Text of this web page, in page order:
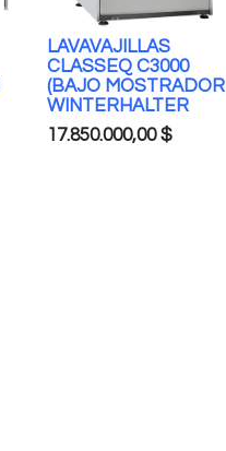
LAVAVAJILLAS
CLASSEQ C3000
(BAJO MOSTRADOR
WINTERHALTER
17.850.000,00$